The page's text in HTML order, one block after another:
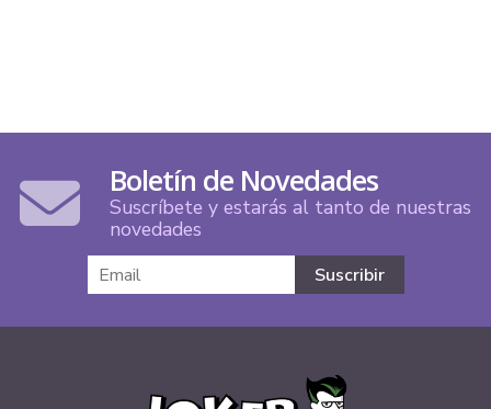
Boletín de Novedades
Suscríbete y estarás al tanto de nuestras
novedades